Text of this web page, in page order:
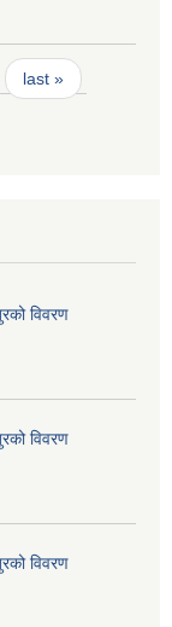
last »
विवरण
विवरण
विवरण